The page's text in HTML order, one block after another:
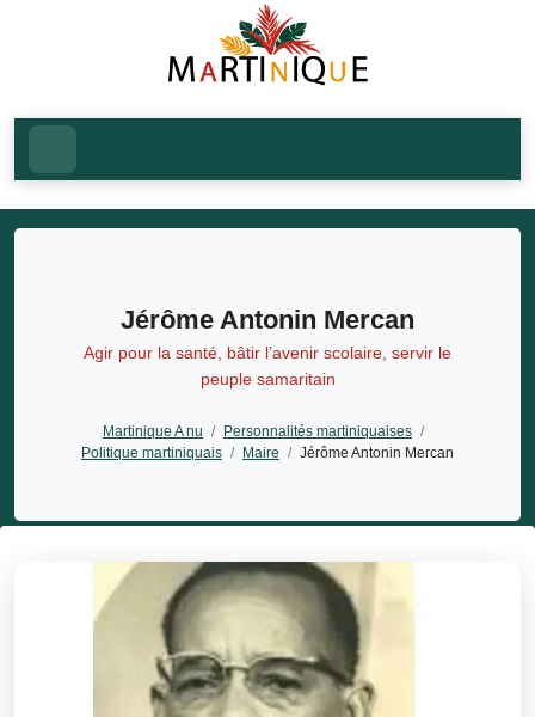
Jérôme Antonin Mercan
Agir pour la santé, bâtir l’avenir scolaire, servir le
peuple samaritain
Martinique A nu / Personnalités martiniquaises /
Politique martiniquais / Maire / Jérôme Antonin Mercan